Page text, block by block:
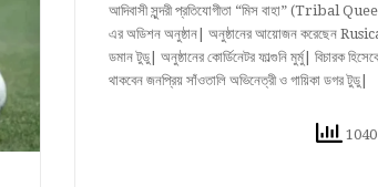
আদিবাসী সুন্দরী প্রতিযোগীতা “মিস বাহা” (Tribal
এর অডিশন অনুষ্ঠান| অনুষ্ঠানের আয়োজন করেছেন Rusica
ডমান টুডু| অনুষ্ঠানের কোর্ডিনেটর ফাল্গুনি মুর্মু| বিচারক
থাকবেন জনপ্রিয় সাঁওতালি অভিনেত্রী ও গায়িকা ডগর টুডু|